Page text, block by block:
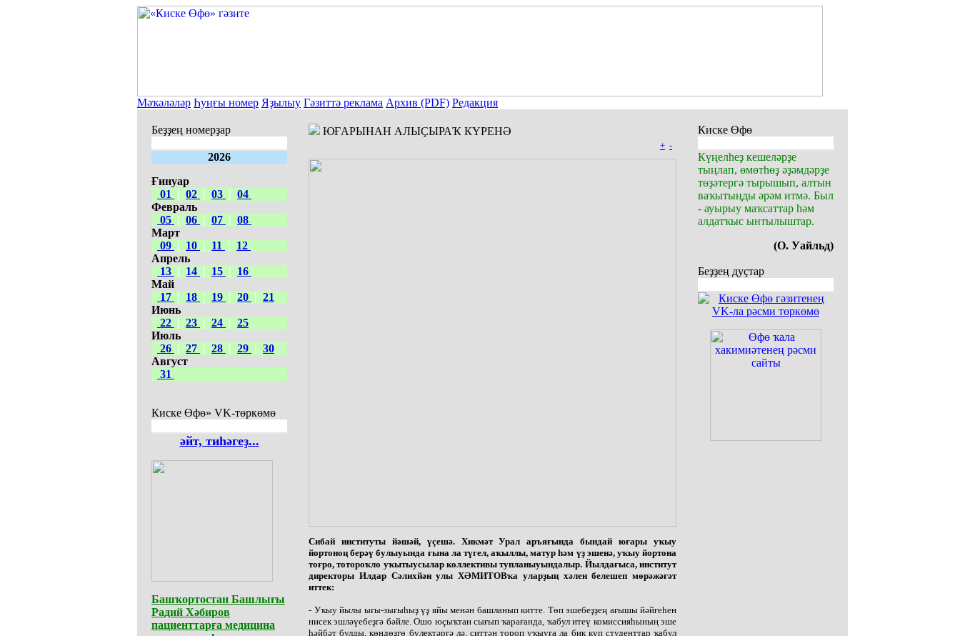
Мәҡәләләр Һуңғы номер Яҙылыу Гәзиттә реклама Архив (PDF) Редакция
Беҙҙең номерҙар
2026
Ғинуар
01
| 02 | 03 | 04
Февраль
05 | 06 | 07 | 08
Март
09 | 10 | 11 |
12
Апрель
13 | 14 | 15 |
16
Май
17 | 18 | 19 | 20 | 21
Июнь
22 | 23 | 24 | 25
Июль
26 | 27 | 28 | 29 | 30
Август
31
Киске Өфө» VK-төркөмө
әйт, тиһәгеҙ...
Башҡортостан Башлығы
Радий Хәбиров
пациенттарға медицина
ЮҒАРЫНАН АЛЫҪЫРАҠ КҮРЕНӘ
+ -
Сибай институты йәшәй, үҫешә. Хикмәт Урал аръяғында бындай юғары уҡыу
йортоноң берәү булыуында ғына ла түгел, аҡыллы, матур һәм үҙ эшенә, уҡыу йортона
тоғро, тотороҡло уҡытыусылар коллективы тупланыуындалыр. Йылдағыса, институт
директоры Илдар Сәлихйән улы ХӘМИТОВҡа уларҙың хәлен белешеп мөрәжәғәт
иттек:
- Уҡыу йылы ығы-зығыһыҙ үҙ яйы менән башланып китте. Төп эшебеҙҙең ағышы йәйгеһен
нисек эшләүебеҙгә бәйле. Ошо юҫыҡтан сығып ҡарағанда, ҡабул итеү комиссияһының эше
һәйбәт булды, көндөҙгө бүлектәргә лә, ситтән тороп уҡыуға ла бик күп студенттар ҡабул
Киске Өфө
Күңелһеҙ кешеләрҙе
тыңлап, өмөтһөҙ әҙәмдәрҙе
төҙәтергә тырышып, алтын
ваҡытыңды әрәм итмә. Был
- ауырыу маҡсаттар һәм
алдатҡыс ынтылыштар.
(О. Уайльд)
Беҙҙең дуҫтар